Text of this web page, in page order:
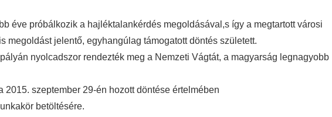
éve próbálkozik a hajléktalankérdés megoldásával,s így a megtartott városi
megoldást jelentő, egyhangúlag támogatott döntés született.
nyolcadszor rendezték meg a Nemzeti Vágtát, a magyarság legnagyobb
szeptember 29-én hozott döntése értelmében
betöltésére.